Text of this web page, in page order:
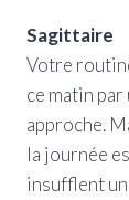
Sagittaire
Votre
ce matin
approche.
la journée
insufflent